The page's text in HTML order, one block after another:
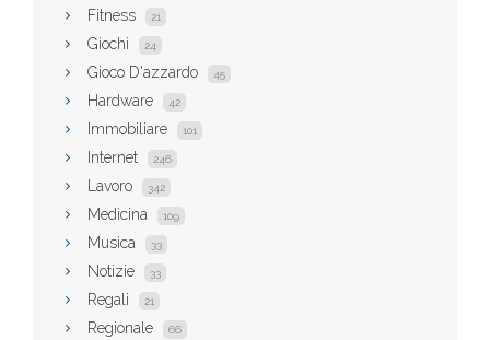
Fitness 21
Giochi 24
Gioco D'azzardo 45
Hardware 42
Immobiliare 101
Internet 246
Lavoro 342
Medicina 109
Musica 33
Notizie 33
Regali 21
Regionale 66